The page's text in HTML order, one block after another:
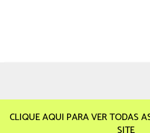
CLIQUE AQUI PARA VER TODAS